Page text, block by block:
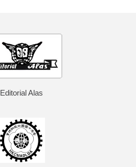
Editorial Alas